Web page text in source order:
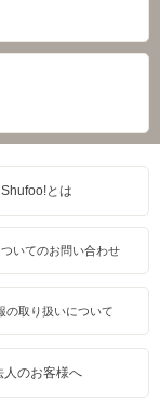
Shufoo!とは
いてのお問い合わせ
の取り扱いについて
人のお客様へ